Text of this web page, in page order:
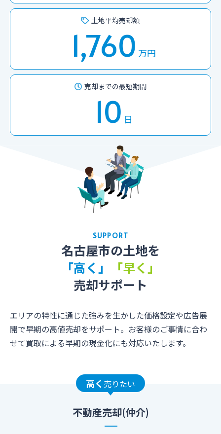
土地平均売却額
1,760 万円
売却までの最短期間
10 日
SUPPORT
名古屋市の土地を
「高く」
「早く」
売却サポート
エリアの特性に通じた強みを生かした価格設定や広告展
開で早期の高値売却をサポート。お客様のご事情に合わ
せて買取による早期の現金化にも対応いたします。
高く 売りたい
不動産売却(仲介)